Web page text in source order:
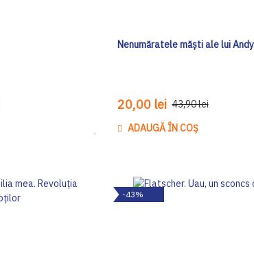
Adaugă
Dorinte
Nenumăratele măști ale lui
20,00 lei 43,90 lei
ADAUGĂ ÎN COȘ
-43%